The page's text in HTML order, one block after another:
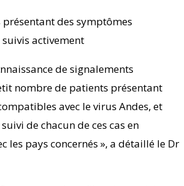
présentant des symptômes
activement
de signalements
nombre de patients présentant
avec le virus Andes, et
de chacun de ces cas en
les pays concernés », a détaillé le Dr